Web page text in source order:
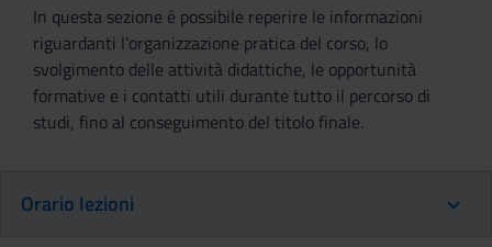
In questa sezione è possibile reperire le informazioni
riguardanti l'organizzazione pratica del corso, lo
svolgimento delle attività didattiche, le opportunità
formative e i contatti utili durante tutto il percorso di
studi, fino al conseguimento del titolo finale.
Orario lezioni